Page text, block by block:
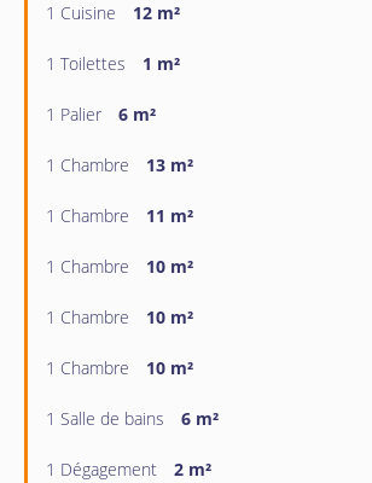
1 Cuisine 12 m²
1 Toilettes 1 m²
1 Palier 6 m²
1 Chambre 13 m²
1 Chambre 11 m²
1 Chambre 10 m²
1 Chambre 10 m²
1 Chambre 10 m²
1 Salle de bains 6 m²
1 Dégagement 2 m²